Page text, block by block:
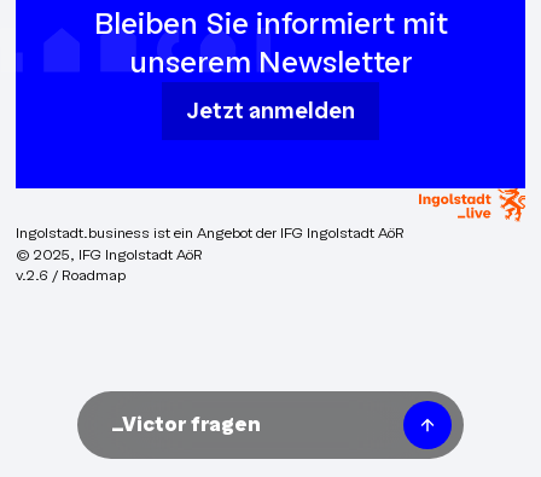
Bleiben Sie informiert mit
unserem Newsletter
Jetzt anmelden
Ingolstadt.business ist ein Angebot der IFG Ingolstadt AöR
© 2025, IFG Ingolstadt AöR
v.2.6 / Roadmap